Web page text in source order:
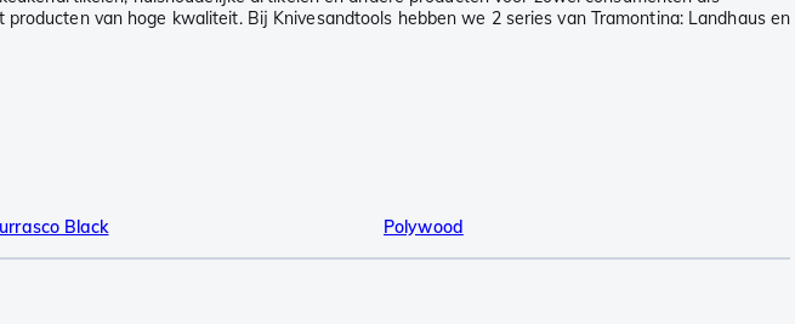
van hoge kwaliteit. Bij Knivesandtools hebben we 2 series van Tramontina: Landhaus en
Black Polywood